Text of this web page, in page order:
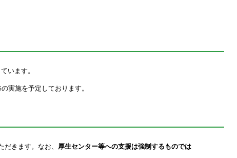
います。
施を予定しております。
きます。なお、 厚生センター等への支援は強制するものでは